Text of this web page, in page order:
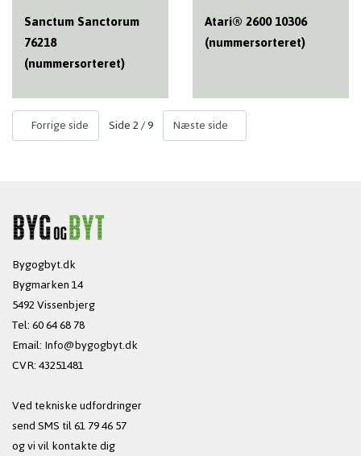
Sanctum Sanctorum
76218
(nummersorteret)
Atari® 2600 10306
(nummersorteret)
Forrige side Side 2 / 9 Næste side
Bygogbyt.dk
Bygmarken 14
5492 Vissenbjerg
Tel: 60 64 68 78
Email:Info@bygogbyt.dk
CVR: 43251481
Ved tekniske udfordringer
send SMS til 61 79 46 57
og vi vil kontakte dig